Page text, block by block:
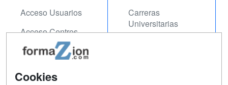
Acceso Usuarios
Acceso Centros
Carreras
Universitarias
Contactar
Cookies